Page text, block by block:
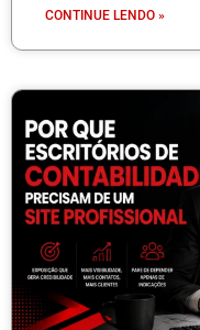
CONTINUE LENDO »